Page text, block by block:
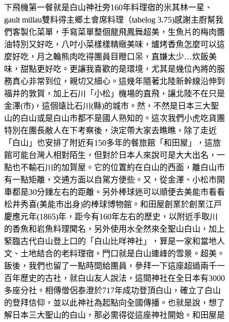
下飛機第一餐就是白山神社旁160年料理宿的米其林一星、
gault millau雙料得主鄉土會席料理（tabelog 3.75)感謝主廚幫我
們客製化菜單，手寫菜單整個龍飛鳳舞超美，生魚片的梅肉醬
油特別又好吃，八吋小菜樣樣精緻美味，爐烤香魚怎麼可以這
麼好吃，月之輪熊肉吃得團員目瞪口呆，直嫌太少…炊飯美
味，甜點更好吃。更讓我喜歡的是環境，尤其是幾位內將的服
務真心非常到位，親切又細心。這幾年隨著北陸新幹線沿伸到
福井的敦賀，加上石川「小松」機場的直飛，讓北陸不在只是
金澤(市)，這個遠比石川(縣)的城市。然，不然是日本三大聖
山的白山或是白山市都不是國人熟知的。這次我們小虎吃貨團
特別在團長敝人在下考察後，決定帶大家去瞧瞧，除了走近
「白山」也安排了附近有150多年的餐旅館「和田屋」，這旅
館可能台灣人相對陌生，但對於日本人來說可是大大出名，一
點也不輸石川的加賀屋。它的位置約在白山的西面，離白山市
有一點矩離，交通方面以自駕方便些。又，從金澤、小松市開
車都是30分鐘左右的距離。另外棒球迷可以順便去美能市看看
松井秀喜(美能市出身)的棒球博物館。和田屋創業於創業江戸
慶應元年(1865)年，距今有160年左右的歷史，以附近手取川
的香魚和岩魚料理聞名，另外使用水全然來全聖山白山，加上
緊臨古代白山登上口的「白山比咩神社」，算是一家和當地人
文、土地結合的老料理宿。門口就是白山連峰的雪景。超美。
飯後，我們也留了一點時間給團員，參拜一下這座超過兩千一
百年歷史的古社，就白山友人說法，這間神社在全日本有3000
多座分社。相傳僧侶泰澄於717年成功登頂白山，確立了白山
的登拜信仰，並以此神社為起點向全國傳播。也就是說，想了
解日本三大聖山的白山，那必需得從這座神社開始。和田屋是